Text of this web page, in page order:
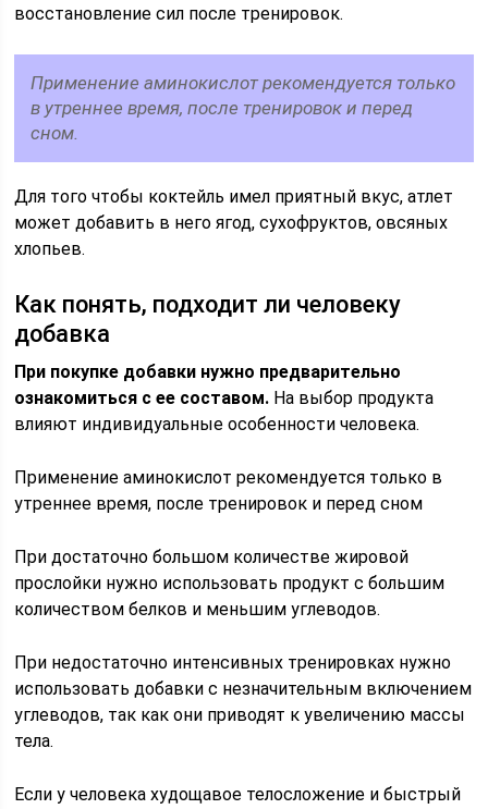
восстановление сил после тренировок.
Применение аминокислот рекомендуется только
в утреннее время, после тренировок и перед
сном.
Для того чтобы коктейль имел приятный вкус, атлет
может добавить в него ягод, сухофруктов, овсяных
хлопьев.
Как понять, подходит ли человеку
добавка
При покупке добавки нужно предварительно
ознакомиться с ее составом. На выбор продукта
влияют индивидуальные особенности человека.
Применение аминокислот рекомендуется только в
утреннее время, после тренировок и перед сном
При достаточно большом количестве жировой
прослойки нужно использовать продукт с большим
количеством белков и меньшим углеводов.
При недостаточно интенсивных тренировках нужно
использовать добавки с незначительным включением
углеводов, так как они приводят к увеличению массы
тела.
Если у человека худощавое телосложение и быстрый